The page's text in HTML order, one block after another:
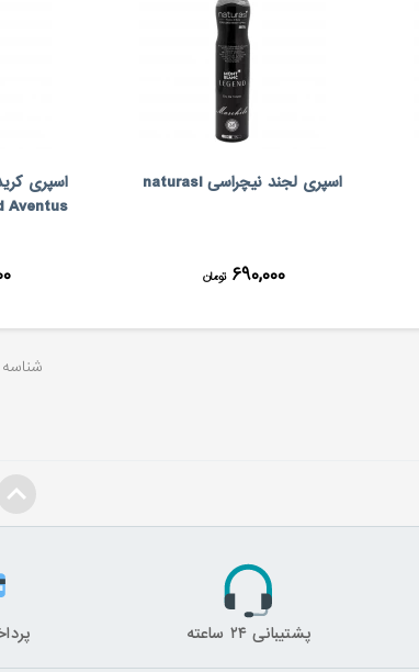
اسپری لجند نیچراسی naturasi
۶۹۰,۰۰۰ تومان
اسپری
Aventus
شناسه
پشتیبانی ۲۴ ساعته